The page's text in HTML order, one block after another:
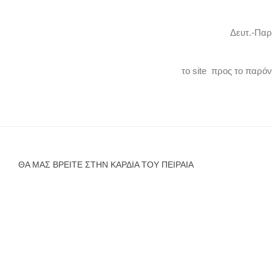
Δευτ.-
το site προς το παρόν
ΘΑ ΜΑΣ ΒΡΕΊΤΕ ΣΤΗΝ ΚΑΡΔΙΆ ΤΟΥ ΠΕΙΡΑΙΆ